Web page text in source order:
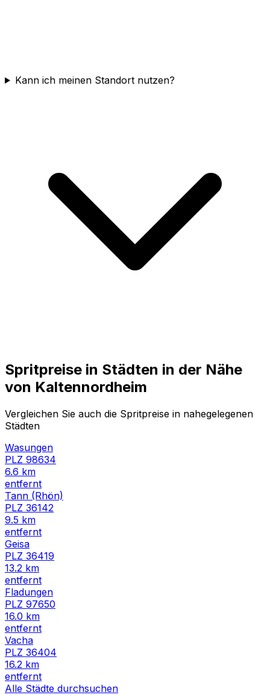
Kann ich meinen Standort nutzen?
Spritpreise in Städten in der Nähe
von Kaltennordheim
Vergleichen Sie auch die Spritpreise in nahegelegenen
Städten
Wasungen
PLZ 98634
6.6 km
entfernt
Tann (Rhön)
PLZ 36142
9.5 km
entfernt
Geisa
PLZ 36419
13.2 km
entfernt
Fladungen
PLZ 97650
16.0 km
entfernt
Vacha
PLZ 36404
16.2 km
entfernt
Alle Städte durchsuchen